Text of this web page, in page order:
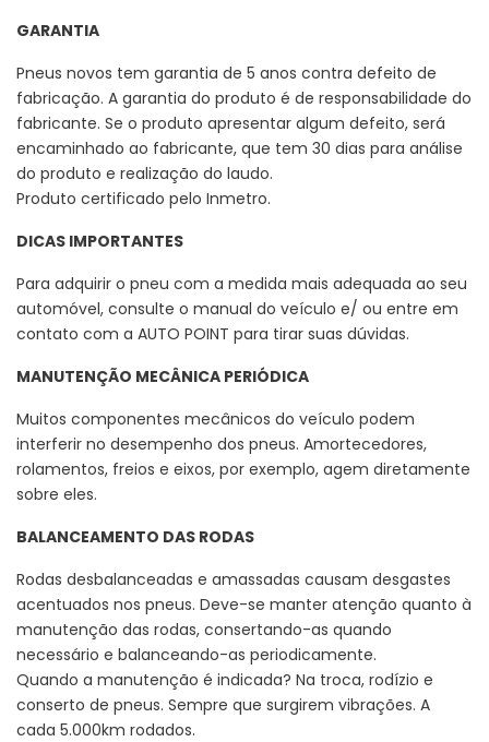
GARANTIA
Pneus novos tem garantia de 5 anos contra defeito de
fabricação. A garantia do produto é de responsabilidade do
fabricante. Se o produto apresentar algum defeito, será
encaminhado ao fabricante, que tem 30 dias para análise
do produto e realização do laudo.
Produto certificado pelo Inmetro.
DICAS IMPORTANTES
Para adquirir o pneu com a medida mais adequada ao seu
automóvel, consulte o manual do veículo e/ ou entre em
contato com a AUTO POINT para tirar suas dúvidas.
MANUTENÇÃO MECÂNICA PERIÓDICA
Muitos componentes mecânicos do veículo podem
interferir no desempenho dos pneus. Amortecedores,
rolamentos, freios e eixos, por exemplo, agem diretamente
sobre eles.
BALANCEAMENTO DAS RODAS
Rodas desbalanceadas e amassadas causam desgastes
acentuados nos pneus. Deve-se manter atenção quanto à
manutenção das rodas, consertando-as quando
necessário e balanceando-as periodicamente.
Quando a manutenção é indicada? Na troca, rodízio e
conserto de pneus. Sempre que surgirem vibrações. A
cada 5.000km rodados.